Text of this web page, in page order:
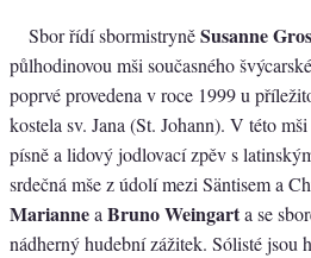
Sbor řídí sbormistryněSusanne
půlhodinovou mši současného
poprvé provedena v roce 1999 u
kostela sv. Jana (St. Johann). V této
písně a lidový jodlovací zpěv s
srdečná mše z údolí mezi Säntisem a
Mariannea Bruno Weingarta se
nádherný hudební zážitek. Sólisté